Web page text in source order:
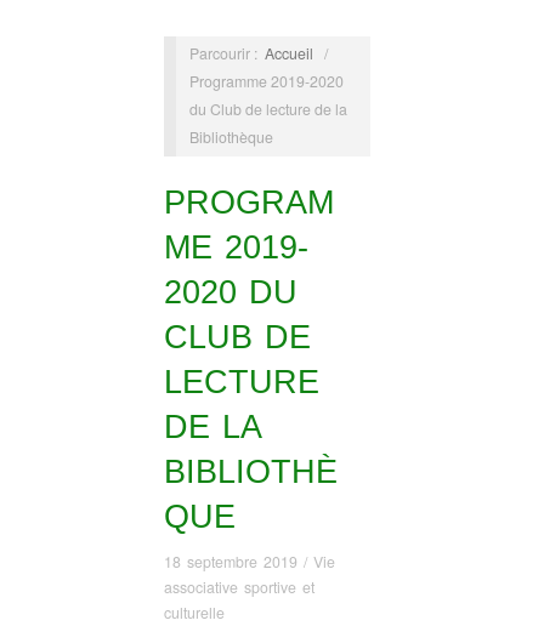
Parcourir : Accueil /
Programme 2019-2020
du Club de lecture de la
Bibliothèque
PROGRAM
ME 2019-
2020 DU
CLUB DE
LECTURE
DE LA
BIBLIOTHÈ
QUE
18 septembre 2019 / Vie
associative sportive et
culturelle